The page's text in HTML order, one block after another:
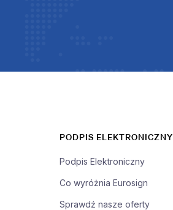
PODPIS ELEKTRONICZNY
Podpis Elektroniczny
Co wyróżnia Eurosign
Sprawdź nasze oferty